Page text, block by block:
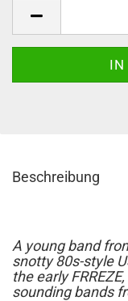
Beschreibung
A young band
snotty 80s-style
the early
sounding bands